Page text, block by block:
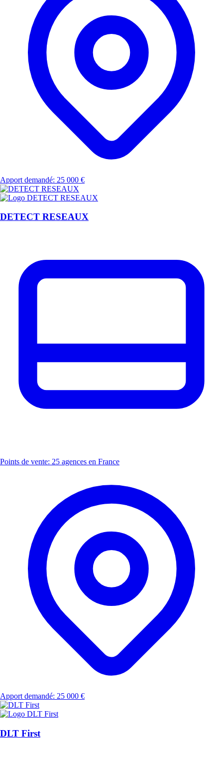
Apport demandé: 25 000 €
DETECT RESEAUX
Points de vente: 25 agences en France
Apport demandé: 25 000 €
DLT First